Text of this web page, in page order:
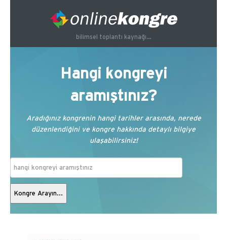
bilimsel toplantı kaynağı...
Hangi kongreyi
aramıştınız?
Aradığınız kongrenin hangi tarihler arasında, nerede
düzenlendiğini ve kongre hakkında detaylı bilgiye
ulaşabilirsiniz!